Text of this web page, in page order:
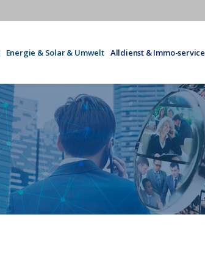
Energie & Solar & Umwelt Alldienst & Immo-service